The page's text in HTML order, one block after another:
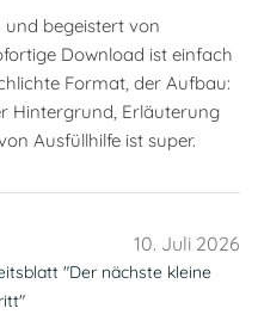
begeistert von
Download ist einfach
Format, der Aufbau:
Hintergrund, Erläuterung
Ausfüllhilfe ist super.
10. Juli 2026
"Der nächste kleine